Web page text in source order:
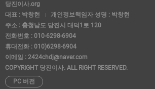
당진이사.org
대표 : 박창현
개인정보책임자 성명 : 박창현
주소 : 충청남도 당진시 대덕1로 120
전화번호 : 010-6298-6904
휴대전화 : 010)6298-6904
이메일 : 2424chdj@naver.com
COPYRIGHT 당진이사. ALL RIGHT RESERVED.
PC 버전